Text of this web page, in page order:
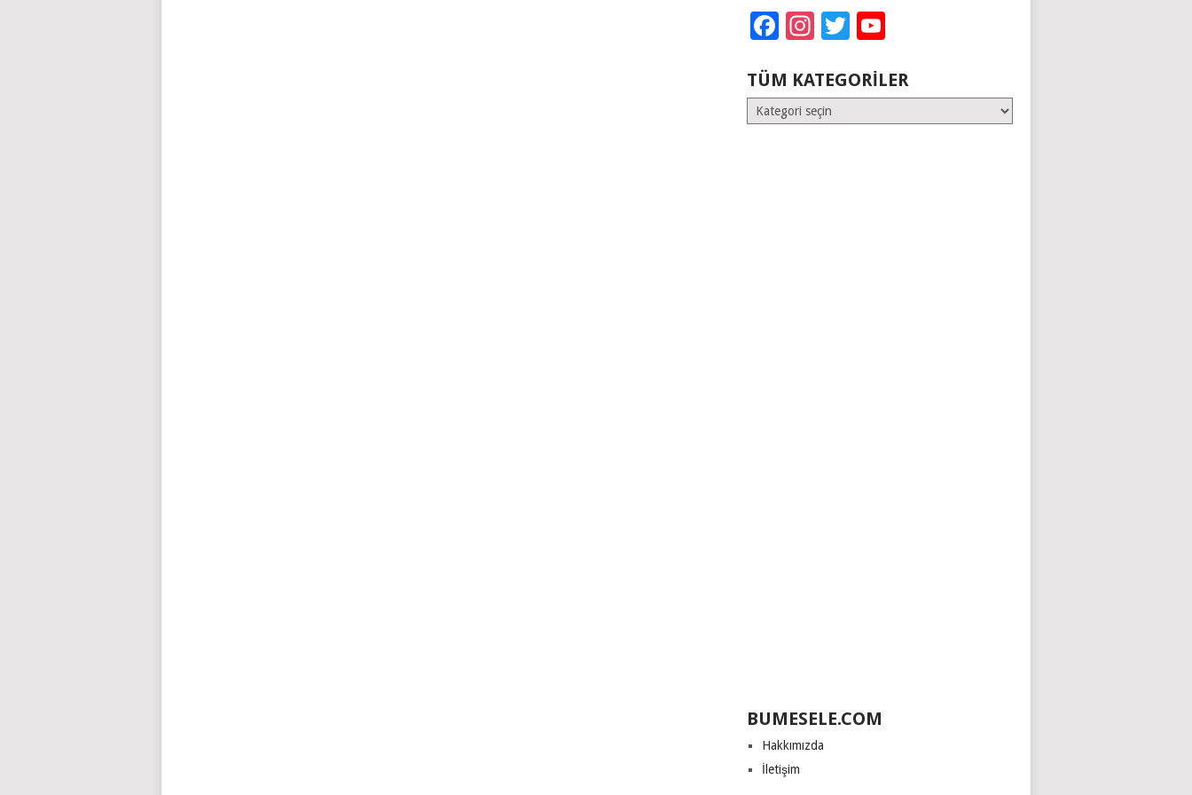
Facebook
Instagram
Twitter
TÜM KATEGORILER
Tüm
Kategoriler
BUMESELE.COM
Hakkımızda
İletişim